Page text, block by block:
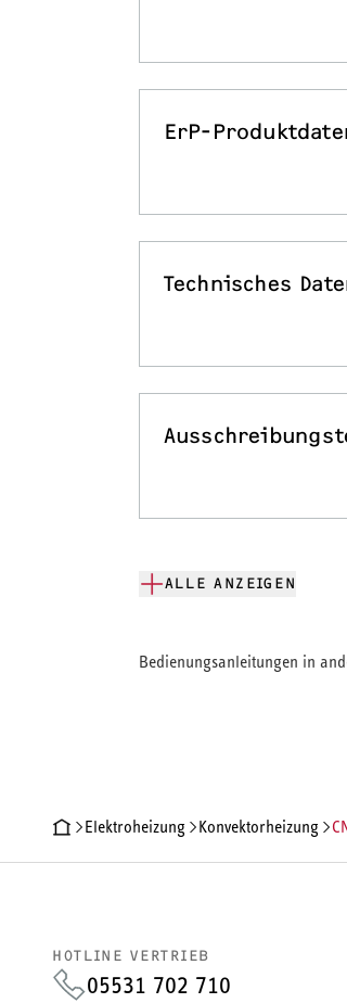
ErP-
Technisches
ALLE ANZEIGEN
Bedienungsanleitungen in
PRODUKTDETAILSTECHNISCHE
Elektroheizung Konvektorheizung
HOTLINE VERTRIEB
05531 702 710